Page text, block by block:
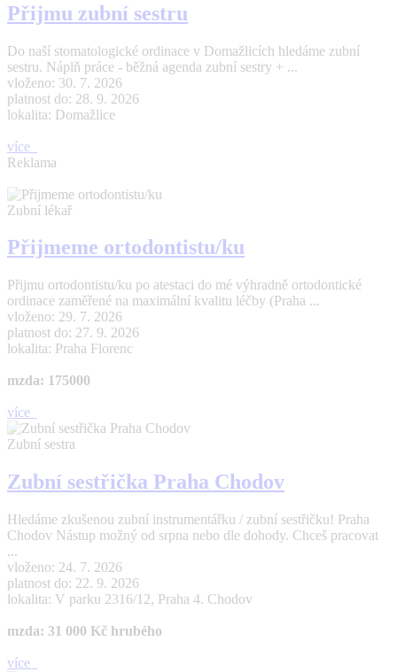
Přijmu zubní sestru
Do naší stomatologické ordinace v Domažlicích hledáme zubní
sestru. Náplň práce - běžná agenda zubní sestry + ...
vloženo: 30. 7. 2026
platnost do: 28. 9. 2026
lokalita: Domažlice
více
Reklama
Zubní lékař
Přijmeme ortodontistu/ku
Přijmu ortodontistu/ku po atestaci do mé výhradně ortodontické
ordinace zaměřené na maximální kvalitu léčby (Praha ...
vloženo: 29. 7. 2026
platnost do: 27. 9. 2026
lokalita: Praha Florenc
mzda: 175000
více
Zubní sestra
Zubní sestřička Praha Chodov
Hledáme zkušenou zubní instrumentářku / zubní sestřičku! Praha
Chodov Nástup možný od srpna nebo dle dohody. Chceš pracovat
...
vloženo: 24. 7. 2026
platnost do: 22. 9. 2026
lokalita: V parku 2316/12, Praha 4. Chodov
mzda: 31 000 Kč hrubého
více